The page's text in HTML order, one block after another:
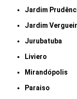
Jardim
Jardim
Jurubatuba
Liviero
Mirandópolis
Paraiso